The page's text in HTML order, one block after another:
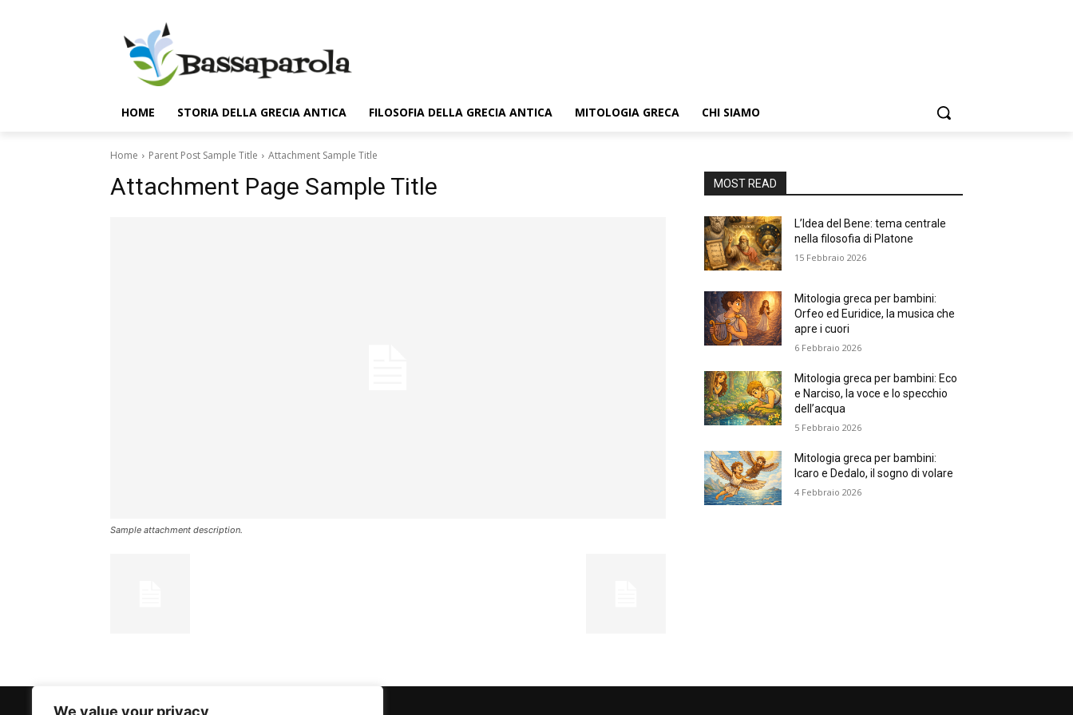
We value your privacy
HOME STORIA DELLA GRECIA ANTICA FILOSOFIA DELLA GRECIA ANTICA MITOLOGIA GRECA CHI SIAMO
Home Parent Post Sample Title Attachment Sample Title
Attachment Page Sample Title
Sample attachment description.
MOST READ
L’Idea del Bene: tema centrale
nella filosofia di Platone
15 Febbraio 2026
Mitologia greca per bambini:
Orfeo ed Euridice, la musica che
apre i cuori
6 Febbraio 2026
Mitologia greca per bambini: Eco
e Narciso, la voce e lo specchio
dell’acqua
5 Febbraio 2026
Mitologia greca per bambini:
Icaro e Dedalo, il sogno di volare
4 Febbraio 2026